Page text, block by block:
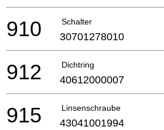
Schalter
910 30701278010
Dichtring
912 40612000007
Linsenschraube
915 43041001994